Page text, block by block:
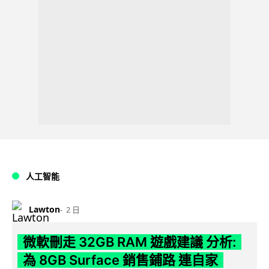
人工智能
Lawton 2 日
微軟刪走 32GB RAM 遊戲建議 分析:
為 8GB Surface 銷售鋪路 連自家